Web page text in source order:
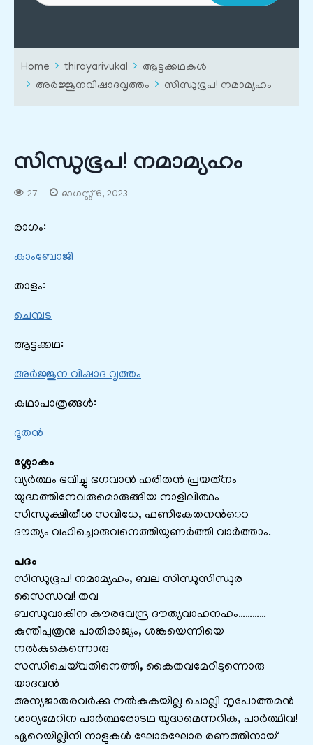
Home thirayarivukal
ആട്ടക്കഥകൾ
അർജ്ജുനവിഷാദവൃത്തം
സിന്ധുഭൂപ! നമാമ്യഹം
സിന്ധുഭൂപ! നമാമ്യഹം
27 ഓഗസ്റ്റ്‌ 6, 2023
രാഗം:
കാംബോജി
താളം:
ചെമ്പട
ആട്ടക്കഥ:
അര്‍ജ്ജുന വിഷാദ വൃത്തം
കഥാപാത്രങ്ങൾ:
ദൂതൻ
ശ്ലോകം
വ്യര്‍ത്ഥം ഭവിച്ചു ഭഗവാന്‍ ഹരിതന്‍ പ്രയത്‌നം
യുദ്ധത്തിനേവരുമൊരുങ്ങിയ നാളിലിത്ഥം
സിന്ധുക്ഷിതീശ സവിധേ, ഫണികേതനന്‍െറ
ദൗത്യം വഹിച്ചൊരുവനെത്തിയുണര്‍ത്തി വാര്‍ത്താം.
പദം
സിന്ധുഭൂപ! നമാമ്യഹം, ബല സിന്ധുസിന്ധുര
സൈന്ധവ! തവ
ബന്ധുവാകിന കൗരവേന്ദ്ര ദൗത്യവാഹനഹം…………
കുന്തീപുത്രനു പാതിരാജ്യം, ശങ്കയെന്നിയെ
നല്‍കുകെന്നൊരു
സന്ധിചെയ്‌വതിനെത്തി, കൈതവമേറിടുന്നൊരു
യാദവന്‍
അന്യജാതരവര്‍ക്കു നല്‍കുകയില്ല ചൊല്ലി നൃപോത്തമന്‍
ശാഠ്യമേറിന പാര്‍ത്ഥരോടഥ യുദ്ധമെന്നറിക, പാര്‍ത്ഥിവ!
ഏറെയില്ലിനി നാളുകള്‍ ഘോരഘോര രണത്തിനായ്